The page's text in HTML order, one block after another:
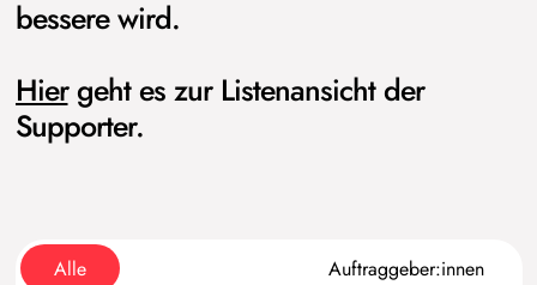
bessere wird.
Hiergeht es zur Listenansicht der
Supporter.
Alle
Auftraggeber:innen